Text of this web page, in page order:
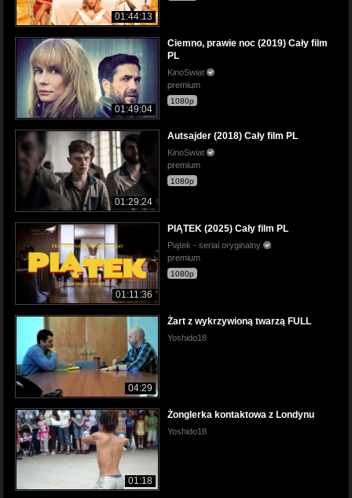
01:44:13
01:49:04
Ciemno, prawie noc (2019) Cały film
PL
KinoSwiat
premium
1080p
01:29:24
Autsajder (2018) Cały film PL
KinoSwiat
premium
1080p
01:11:36
PIĄTEK (2025) Cały film PL
Piątek - serial oryginalny
premium
1080p
04:29
Żart z wykrzywioną twarzą FULL
Yoshido18
01:18
Żonglerka kontaktowa z Londynu
Yoshido18